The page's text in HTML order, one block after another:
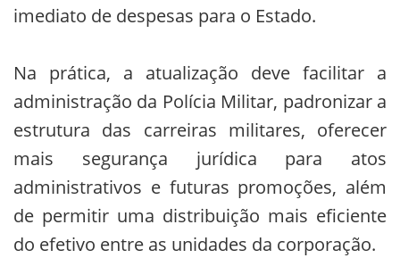
imediato de despesas para o Estado.
Na prática, a atualização deve facilitar a
administração da Polícia Militar, padronizar a
estrutura das carreiras militares, oferecer
mais segurança jurídica para atos
administrativos e futuras promoções, além
de permitir uma distribuição mais eficiente
do efetivo entre as unidades da corporação.